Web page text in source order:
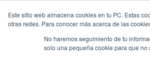
Este sitio web almacena cookies en tu PC. Estas
otras redes. Para conocer más acerca de las
No haremos seguimiento de tu
solo una pequeña cookie para que